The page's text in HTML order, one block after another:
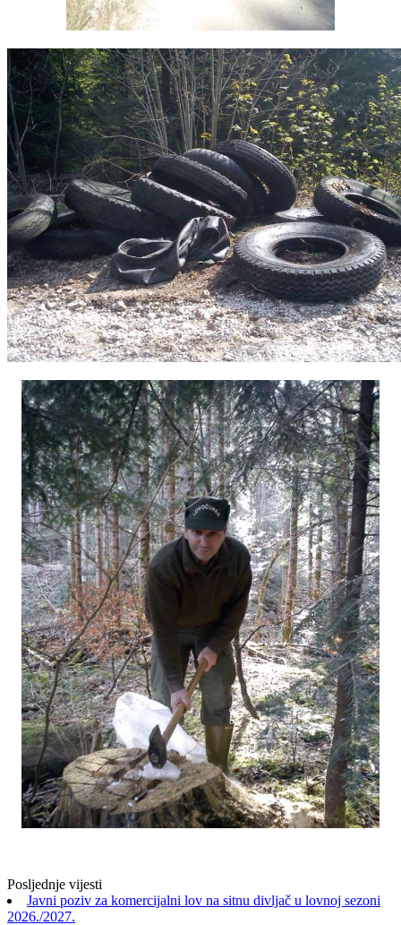
Posljednje vijesti
Javni poziv za komercijalni lov na sitnu divljač u lovnoj sezoni
2026./2027.